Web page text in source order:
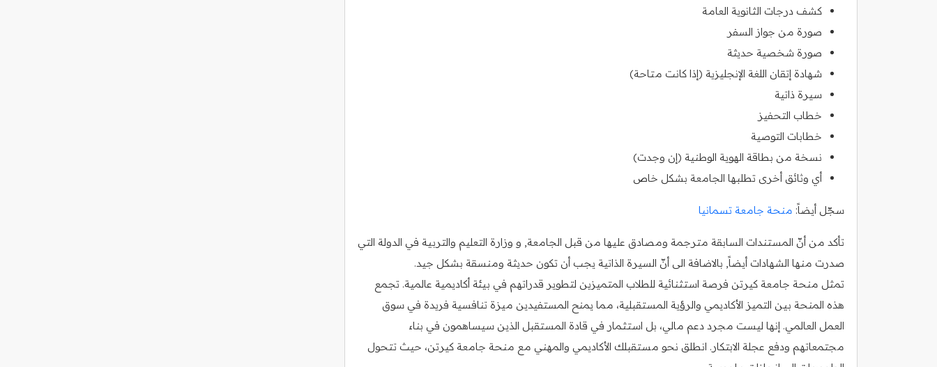
كشف درجات الثانوية العامة
صورة من جواز السفر
صورة شخصية حديثة
شهادة إتقان اللغة الإنجليزية (إذا كانت متاحة)
سيرة ذاتية
خطاب التحفيز
خطابات التوصية
نسخة من بطاقة الهوية الوطنية (إن وجدت)
أي وثائق أخرى تطلبها الجامعة بشكل خاص
سجّل أيضاً: منحة جامعة تسمانيا
تأكد من أنّ المستندات السابقة مترجمة ومصادق عليها من قبل الجامعة, و وزارة التعليم والتربية في الدولة التي
صدرت منها الشهادات أيضاً, بالاضافة الى أنّ السيرة الذاتية يجب أن تكون حديثة ومنسقة بشكل جيد.
تمثل منحة جامعة كيرتن فرصة استثنائية للطلاب المتميزين لتطوير قدراتهم في بيئة أكاديمية عالمية. تجمع
هذه المنحة بين التميز الأكاديمي والرؤية المستقبلية، مما يمنح المستفيدين ميزة تنافسية فريدة في سوق
العمل العالمي. إنها ليست مجرد دعم مالي، بل استثمار في قادة المستقبل الذين سيساهمون في بناء
مجتمعاتهم ودفع عجلة الابتكار. انطلق نحو مستقبلك الأكاديمي والمهني مع منحة جامعة كيرتن، حيث تتحول